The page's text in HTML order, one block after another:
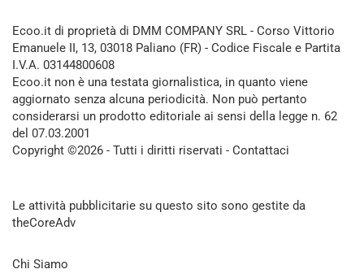
Ecoo.it di proprietà di DMM COMPANY SRL - Corso Vittorio
Emanuele II, 13, 03018 Paliano (FR) - Codice Fiscale e Partita
I.V.A. 03144800608
Ecoo.it non è una testata giornalistica, in quanto viene
aggiornato senza alcuna periodicità. Non può pertanto
considerarsi un prodotto editoriale ai sensi della legge n. 62
del 07.03.2001
Copyright ©2026 - Tutti i diritti riservati - Contattaci
Le attività pubblicitarie su questo sito sono gestite da
theCoreAdv
Chi Siamo